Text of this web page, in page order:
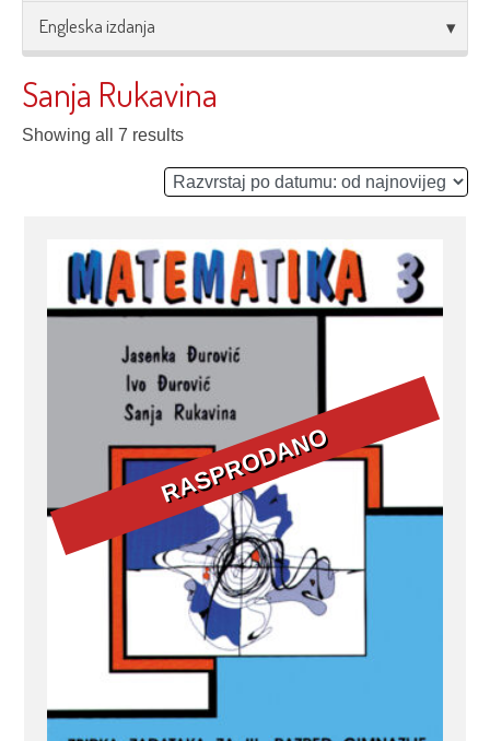
Engleska izdanja
Sanja Rukavina
Showing all 7 results